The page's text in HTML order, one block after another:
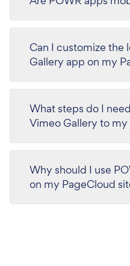
Can I customize the
Gallery app on my
What steps do I
Vimeo Gallery to
Why should I use
on my PageCloud